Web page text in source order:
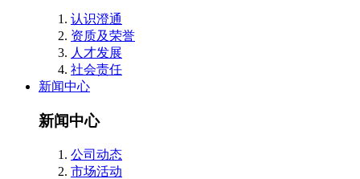
认识澄通
资质及荣誉
人才发展
社会责任
新闻中心
新闻中心
公司动态
市场活动